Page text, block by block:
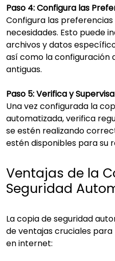
Paso 4: Configura las
Configura las
necesidades. Esto puede
archivos y datos
así como la configuración
antiguas.
Paso 5: Verifica y Supervisa
Una vez configurada la
automatizada, verifica
se estén realizando
estén disponibles para su
Ventajas de la
Seguridad
La copia de seguridad
de ventajas cruciales
en internet: